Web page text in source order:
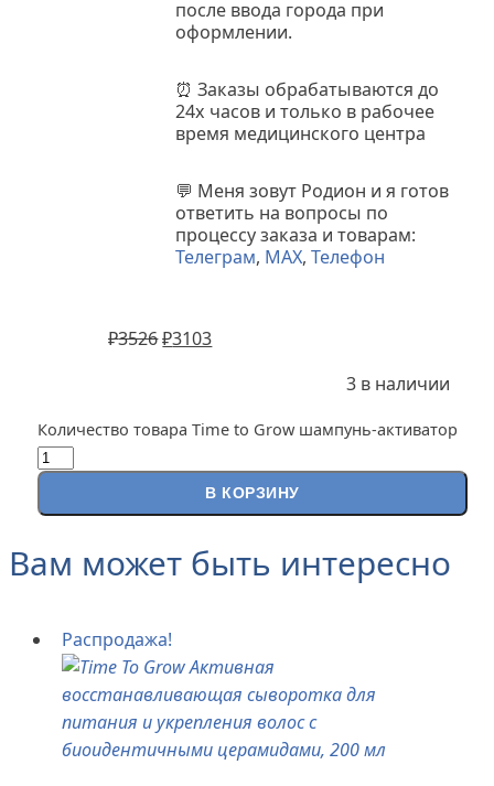
после ввода города при
оформлении.
⏰ Заказы обрабатываются до
24х часов и только в рабочее
время медицинского центра
💬 Меня зовут Родион и я готов
ответить на вопросы по
процессу заказа и товарам:
Телеграм, MAX, Телефон
₽3526₽3103
3 в наличии
Количество товара Time to Grow шампунь-активатор
В КОРЗИНУ
Вам может быть интересно
Распродажа!